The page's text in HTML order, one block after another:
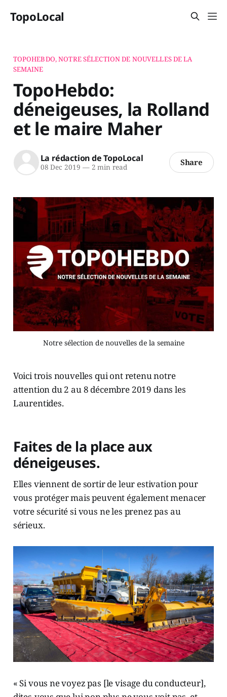
TopoLocal
TOPOHEBDO, NOTRE SÉLECTION DE NOUVELLES DE LA
SEMAINE
TopoHebdo:
déneigeuses, la Rolland
et le maire Maher
La rédaction de TopoLocal
08 Dec 2019 —2 min read Share
Notre sélection de nouvelles de la semaine
Voici trois nouvelles qui ont retenu notre
attention du 2 au 8 décembre 2019 dans les
Laurentides.
Faites de la place aux
déneigeuses.
Elles viennent de sortir de leur estivation pour
vous protéger mais peuvent également menacer
votre sécurité si vous ne les prenez pas au
sérieux.
« Si vous ne voyez pas [le visage du conducteur],